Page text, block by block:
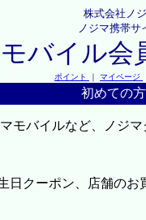
株式会社ノ
ノジマ携帯サ
モバイル会
ポイント ｜ マイページ
初めての
モバイルなど、ノジマ
クーポン、店舗のお